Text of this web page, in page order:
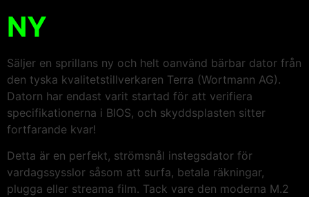
NY
Säljer en sprillans ny och helt oanvänd bärbar dator från
den tyska kvalitetstillverkaren Terra (Wortmann AG).
Datorn har endast varit startad för att verifiera
specifikationerna i BIOS, och skyddsplasten sitter
fortfarande kvar!
Detta är en perfekt, strömsnål instegsdator för
vardagssysslor såsom att surfa, betala räkningar,
plugga eller streama film. Tack vare den moderna M.2